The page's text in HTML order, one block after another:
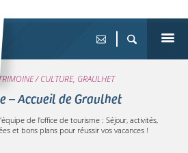
/ CULTURE, GRAULHET
– Accueil de Graulhet
de l'office de tourisme : Séjour, activités,
et bons plans pour réussir vos vacances !